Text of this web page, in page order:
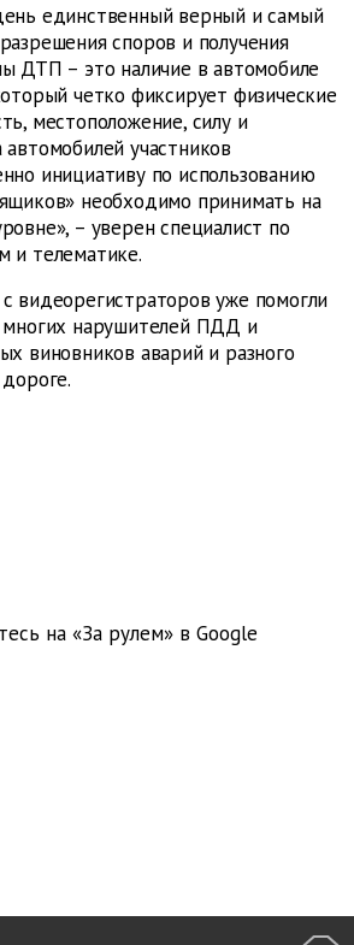
единственный верный и самый
споров и получения
ДТП – это наличие в автомобиле
четко фиксирует физические
местоположение, силу и
участников
инициативу по использованию
необходимо принимать на
– уверен специалист по
и телематике.
видеорегистраторов уже помогли
многих нарушителей ПДД и
виновников аварий и разного
на «За рулем» в Google